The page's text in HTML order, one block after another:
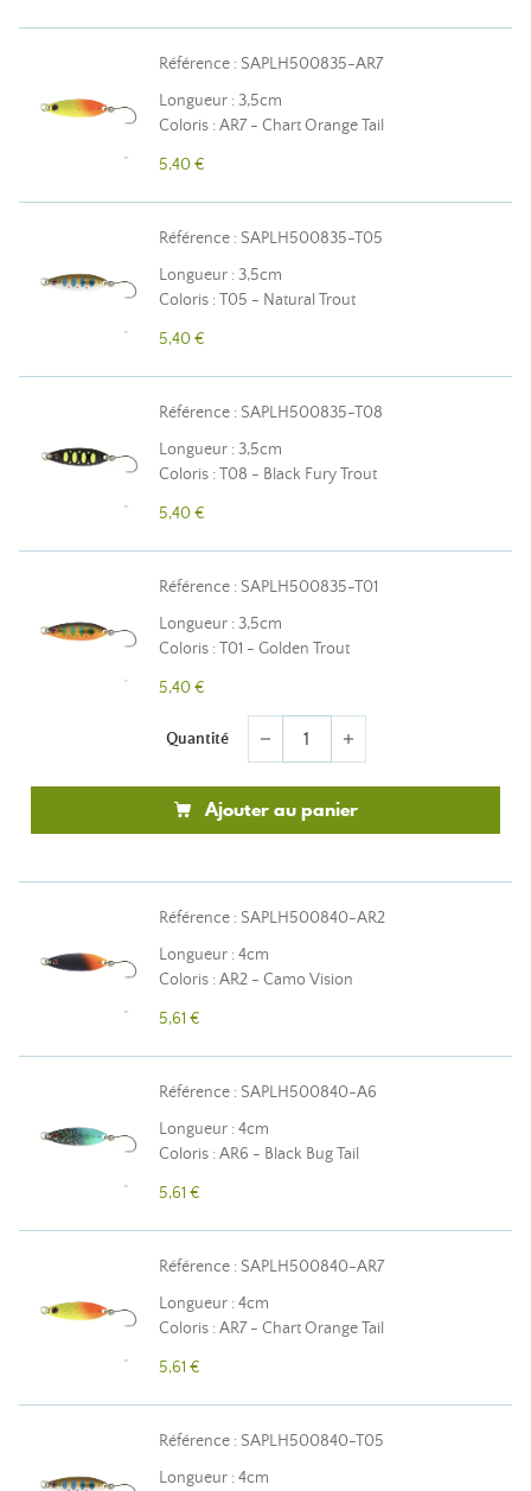
Référence : SAPLH500835-AR7
Longueur : 3,5cm
Coloris : AR7 - Chart Orange Tail
5,40 €
Référence : SAPLH500835-T05
Longueur : 3,5cm
Coloris : T05 - Natural Trout
5,40 €
Référence : SAPLH500835-T08
Longueur : 3,5cm
Coloris : T08 - Black Fury Trout
5,40 €
Référence : SAPLH500835-T01
Longueur : 3,5cm
Coloris : T01 - Golden Trout
5,40 €
Quantité remove add
Ajouter au panier
Référence : SAPLH500840-AR2
Longueur : 4cm
Coloris : AR2 - Camo Vision
5,61 €
Référence : SAPLH500840-A6
Longueur : 4cm
Coloris : AR6 - Black Bug Tail
5,61 €
Référence : SAPLH500840-AR7
Longueur : 4cm
Coloris : AR7 - Chart Orange Tail
5,61 €
Référence : SAPLH500840-T05
Longueur : 4cm